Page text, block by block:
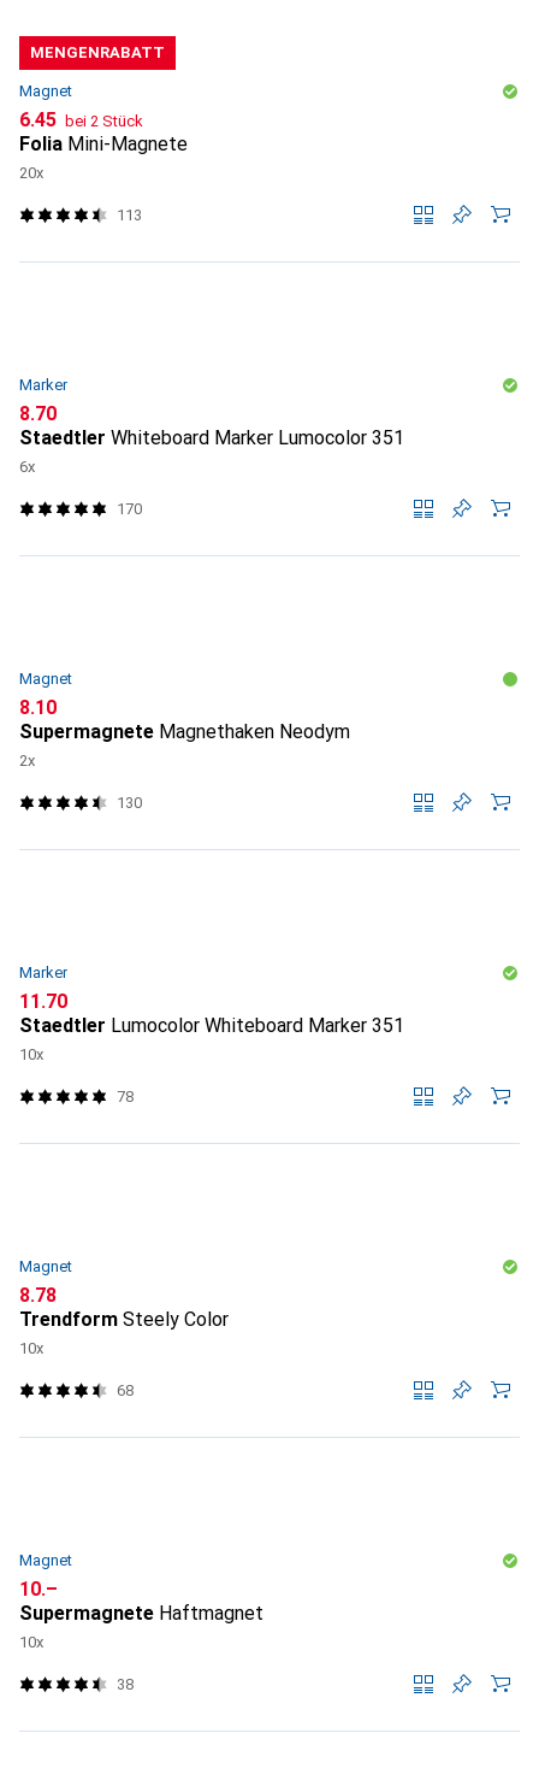
MENGENRABATT
Magnet
CHF
6.45 bei 2 Stück
Folia Mini-Magnete
20x
113
Marker
CHF
8.70
Staedtler Whiteboard Marker Lumocolor 351
6x
170
Magnet
CHF
8.10
Supermagnete Magnethaken Neodym
2x
130
Marker
CHF
11.70
Staedtler Lumocolor Whiteboard Marker 351
10x
78
Magnet
CHF
8.78
Trendform Steely Color
10x
68
Magnet
CHF
10.–
Supermagnete Haftmagnet
10x
38